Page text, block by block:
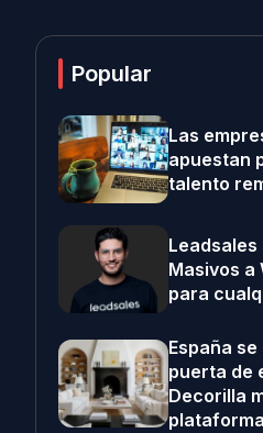
Popular
Las
apuestan
talento
Leadsales
Masivos a
para
España
puerta de
Decorilla